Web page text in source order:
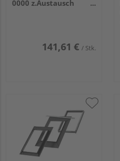
0000 z.Austausch
141,61 € / Stk.